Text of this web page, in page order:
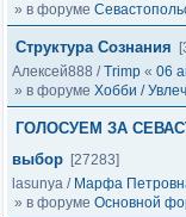
» в форуме
Структура Сознания
Алексей888 /Trimp « 06
» в форуме Хобби /
ГОЛОСУЕМ ЗА
выбор [27283]
lasunya / Марфа
» в форуме Основной